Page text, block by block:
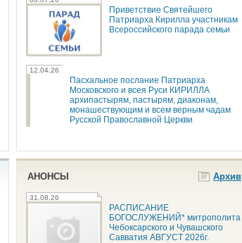
Приветствие Святейшего
Патриарха Кирилла участникам
Всероссийского парада семьи
12.04.26
Пасхальное послание Патриарха
Московского и всея Руси КИРИЛЛА
архипастырям, пастырям, диаконам,
монашествующим и всем верным чадам
Русской Православной Церкви
Архив
АНОНСЫ
31.08.26
РАСПИСАНИЕ
БОГОСЛУЖЕНИЙ* митрополита
Чебоксарского и Чувашского
Савватия АВГУСТ 2026г.